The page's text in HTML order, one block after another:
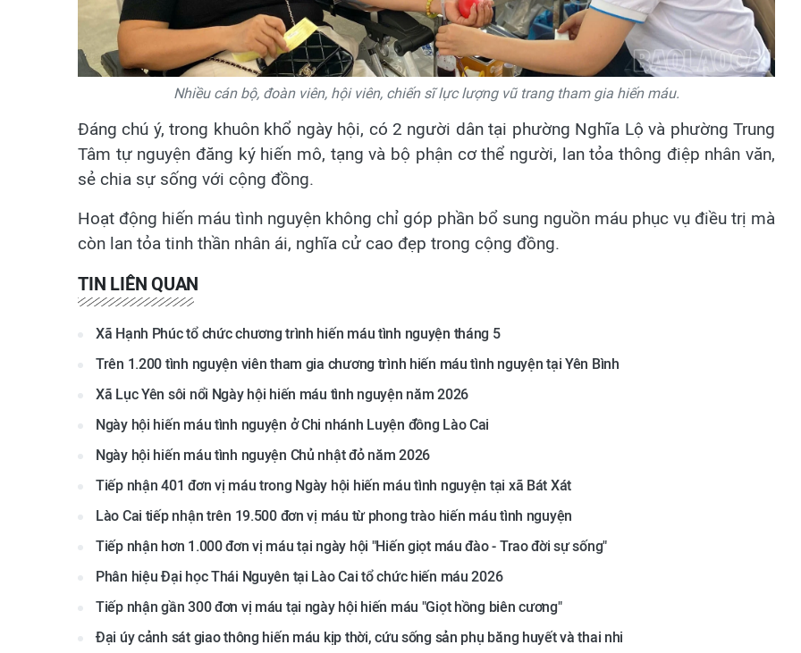
Nhiều cán bộ, đoàn viên, hội viên, chiến sĩ lực lượng vũ trang tham gia hiến máu.
Đáng chú ý, trong khuôn khổ ngày hội, có 2 người dân tại phường Nghĩa Lộ và phường Trung
Tâm tự nguyện đăng ký hiến mô, tạng và bộ phận cơ thể người, lan tỏa thông điệp nhân văn,
sẻ chia sự sống với cộng đồng.
Hoạt động hiến máu tình nguyện không chỉ góp phần bổ sung nguồn máu phục vụ điều trị mà
còn lan tỏa tinh thần nhân ái, nghĩa cử cao đẹp trong cộng đồng.
TIN LIÊN QUAN
Xã Hạnh Phúc tổ chức chương trình hiến máu tình nguyện tháng 5
Trên 1.200 tình nguyện viên tham gia chương trình hiến máu tình nguyện tại Yên Bình
Xã Lục Yên sôi nổi Ngày hội hiến máu tình nguyện năm 2026
Ngày hội hiến máu tình nguyện ở Chi nhánh Luyện đồng Lào Cai
Ngày hội hiến máu tình nguyện Chủ nhật đỏ năm 2026
Tiếp nhận 401 đơn vị máu trong Ngày hội hiến máu tình nguyện tại xã Bát Xát
Lào Cai tiếp nhận trên 19.500 đơn vị máu từ phong trào hiến máu tình nguyện
Tiếp nhận hơn 1.000 đơn vị máu tại ngày hội "Hiến giọt máu đào - Trao đời sự sống"
Phân hiệu Đại học Thái Nguyên tại Lào Cai tổ chức hiến máu 2026
Tiếp nhận gần 300 đơn vị máu tại ngày hội hiến máu "Giọt hồng biên cương"
Đại úy cảnh sát giao thông hiến máu kịp thời, cứu sống sản phụ băng huyết và thai nhi